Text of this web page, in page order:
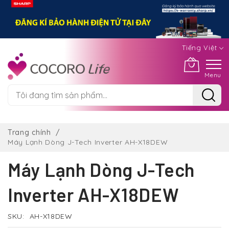
Tiếng Việt
Menu
nội
dung
Trang chính
Máy Lạnh Dòng J-Tech Inverter AH-X18DEW
Máy Lạnh Dòng J-Tech
Inverter AH-X18DEW
SKU AH-X18DEW